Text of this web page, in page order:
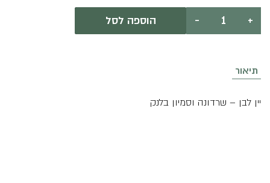
-
כמות
יין
+ הוספה לסל
תיאור
יין לבן – שרדונה וסמיון בלנק